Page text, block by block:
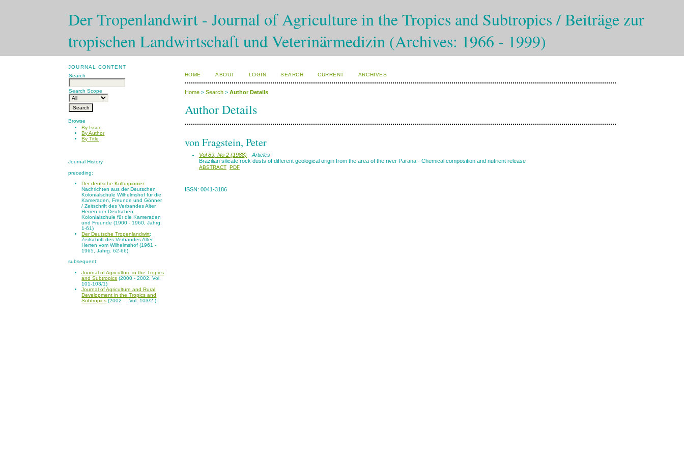
Der Tropenlandwirt - Journal of Agriculture in the Tropics and Subtropics / Beiträge zur
tropischen Landwirtschaft und Veterinärmedizin (Archives: 1966 - 1999)
JOURNAL CONTENT
Search
Search Scope
Browse
By Issue
By Author
By Title
Journal History
preceding:
Der deutsche Kulturpionier:
Nachrichten aus der Deutschen
Kolonialschule Wilhelmshof für die
Kameraden, Freunde und Gönner
/ Zeitschrift des Verbandes Alter
Herren der Deutschen
Kolonialschule für die Kameraden
und Freunde (1900 - 1960, Jahrg.
1-61)
Der Deutsche Tropenlandwirt:
Zeitschrift des Verbandes Alter
Herren vom Wilhelmshof (1961 -
1965, Jahrg. 62-66)
subsequent:
Journal of Agriculture in the Tropics
and Subtropics (2000 - 2002, Vol.
101-103/1)
Journal of Agriculture and Rural
Development in the Tropics and
Subtropics (2002 - , Vol. 103/2-)
HOME ABOUT LOGIN SEARCH CURRENT ARCHIVES
Home> Search> Author Details
Author Details
von Fragstein, Peter
Vol 89, No 2 (1988) - Articles
Brazilian silicate rock dusts of different geological origin from the area of the river Parana - Chemical composition and nutrient release
ABSTRACT PDF
ISSN: 0041-3186